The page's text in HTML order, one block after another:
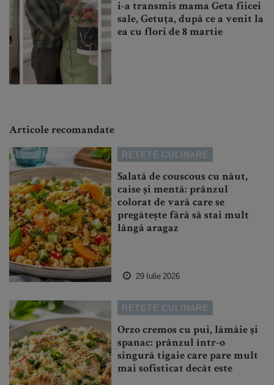
i-a transmis mama Geta fiicei
sale, Getuța, după ce a venit la
ea cu flori de 8 martie
Articole recomandate
RETETE CULINARE
Salată de couscous cu năut,
caise și mentă: prânzul
colorat de vară care se
pregătește fără să stai mult
lângă aragaz
29 Iulie 2026
RETETE CULINARE
Orzo cremos cu pui, lămâie și
spanac: prânzul într-o
singură tigaie care pare mult
mai sofisticat decât este